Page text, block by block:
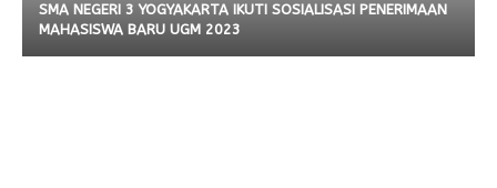
SMA NEGERI 3 YOGYAKARTA IKUTI SOSIALISASI PENERIMAAN
MAHASISWA BARU UGM 2023